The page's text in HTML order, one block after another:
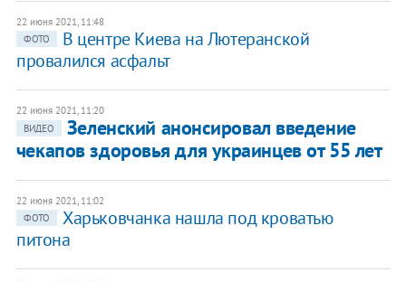
22 июня 2021, 11:48
ФОТО
В центре Киева на Лютеранской
провалился асфальт
22 июня 2021, 11:20
ВИДЕО
Зеленский анонсировал введение
чекапов здоровья для украинцев от 55 лет
22 июня 2021, 11:02
ФОТО
Харьковчанка нашла под кроватью
питона